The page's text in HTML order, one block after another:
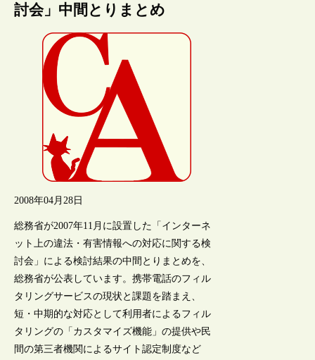
討会」中間とりまとめ
2008年04月28日
総務省が2007年11月に設置した「インターネ
ット上の違法・有害情報への対応に関する検
討会」による検討結果の中間とりまとめを、
総務省が公表しています。携帯電話のフィル
タリングサービスの現状と課題を踏まえ、
短・中期的な対応として利用者によるフィル
タリングの「カスタマイズ機能」の提供や民
間の第三者機関によるサイト認定制度など